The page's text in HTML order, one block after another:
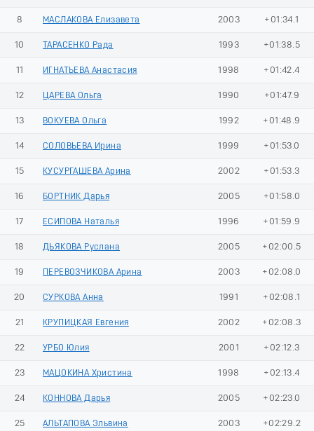
8 МАСЛАКОВА Елизавета 2003 +01:34.1
10 ТАРАСЕНКО Рада 1993 +01:38.5
11 ИГНАТЬЕВА Анастасия 1998 +01:42.4
12 ЦАРЕВА Ольга 1990 +01:47.9
13 ВОКУЕВА Ольга 1992 +01:48.9
14 СОЛОВЬЕВА Ирина 1999 +01:53.0
15 КУСУРГАШЕВА Арина 2002 +01:53.3
16 БОРТНИК Дарья 2005 +01:58.0
17 ЕСИПОВА Наталья 1996 +01:59.9
18 ДЬЯКОВА Руслана 2005 +02:00.5
19 ПЕРЕВОЗЧИКОВА Арина 2003 +02:08.0
20 СУРКОВА Анна 1991 +02:08.1
21 КРУПИЦКАЯ Евгения 2002 +02:08.3
22 УРБО Юлия 2001 +02:12.3
23 МАЦОКИНА Христина 1998 +02:13.4
24 КОННОВА Дарья 2005 +02:23.0
25 АЛЬТАПОВА Эльвина 2003 +02:29.2